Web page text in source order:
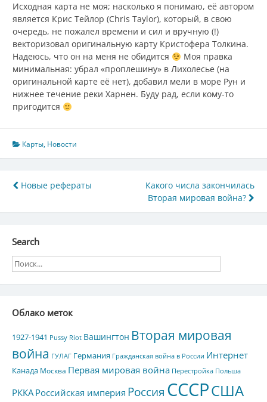
Исходная карта не моя; насколько я понимаю, её автором
является Крис Тейлор (Chris Taylor), который, в свою
очередь, не пожалел времени и сил и вручную (!)
векторизовал оригинальную карту Кристофера Толкина.
Надеюсь, что он на меня не обидится
Моя правка
минимальная: убрал «проплешину» в Лихолесье (на
оригинальной карте её нет), добавил мели в море Рун и
нижнее течение реки Харнен. Буду рад, если кому-то
пригодится
Карты, Новости
Навигация
по
Новые рефераты
Какого числа закончилась
Вторая мировая война?
Search
Облако меток
1927-1941 Pussy Riot Вашингтон Вторая мировая
война ГУЛАГ Германия Гражданская война в России Интернет
Канада Москва Первая мировая война Перестройка Польша
РККА Российская империя Россия СССРСША